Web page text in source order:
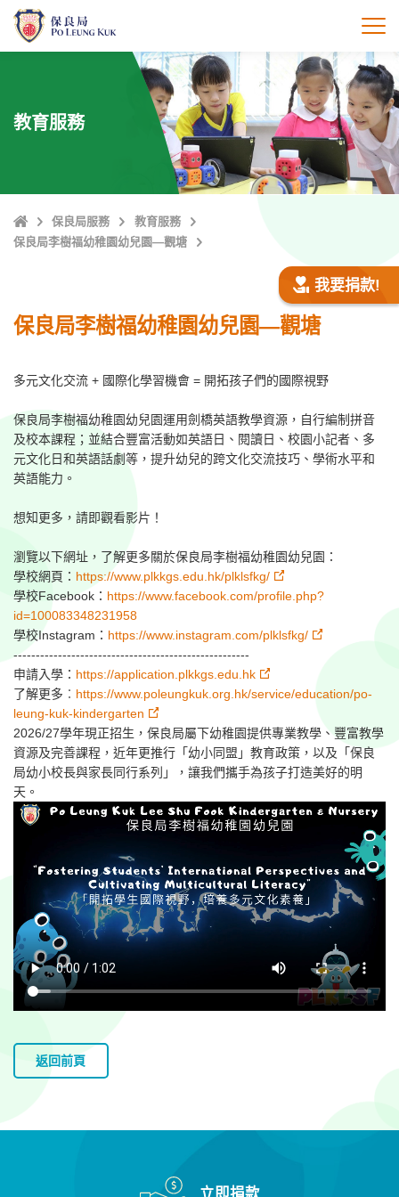
打
教育服務
主
頁
保良局服務
教育服務
保良局李樹福幼稚園幼兒園—觀塘
我要捐款!
保良局李樹福幼稚園幼兒園—觀塘
多元文化交流 + 國際化學習機會 = 開拓孩子們的國際視野 ⁣
保良局李樹福幼稚園幼兒園運用劍橋英語教學資源，自行編制拼音
及校本課程；並結合豐富活動如英語日、閱讀日、校園小記者、多
元文化日和英語話劇等，提升幼兒的跨文化交流技巧、學術水平和
英語能力。⁣
想知更多，請即觀看影片！⁣
瀏覽以下網址，了解更多關於保良局李樹福幼稚園幼兒園：⁣
學校網頁： https://www.plkkgs.edu.hk/plklsfkg/
學校Facebook： https://www.facebook.com/profile.php?
id=100083348231958
學校Instagram： https://www.instagram.com/plklsfkg/
-----------------------------------------------------⁣
申請入學： https://application.plkkgs.edu.hk
了解更多︰ https://www.poleungkuk.org.hk/service/education/po-
leung-kuk-kindergarten
2026/27學年現正招生，保良局屬下幼稚園提供專業教學、豐富教學
資源及完善課程，近年更推行「幼小同盟」教育政策，以及「保良
局幼小校長與家長同行系列」，讓我們攜手為孩子打造美好的明
天。⁣
返回前頁
立即捐款